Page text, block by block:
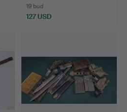
19 bud
127 USD